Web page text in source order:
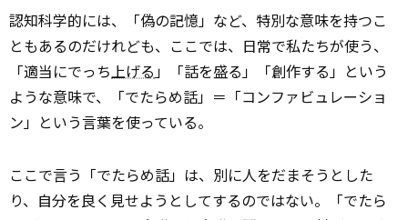
認知科学的には、「偽の記憶」など、特別な意味を持つこ
ともあるのだけれども、ここでは、日常で私たちが使う、
「適当にでっち上げる」「話を盛る」「創作する」という
ような意味で、「でたらめ話」＝「コンファビュレーショ
ン」という言葉を使っている。
ここで言う「でたらめ話」は、別に人をだまそうとした
り、自分を良く見せようとしてするのではない。「でたら